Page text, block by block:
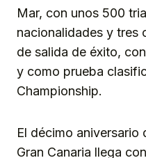
Mar, con unos 500
nacionalidades y tres
de salida de éxito,
y como prueba
Championship.
El décimo
Gran Canaria llega